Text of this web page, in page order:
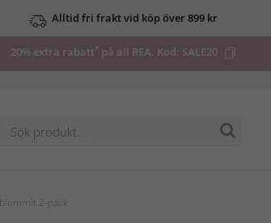
Alltid fri frakt vid köp över 899 kr
20% extra rabatt*på all REA. Kod: SALE20
2-pack